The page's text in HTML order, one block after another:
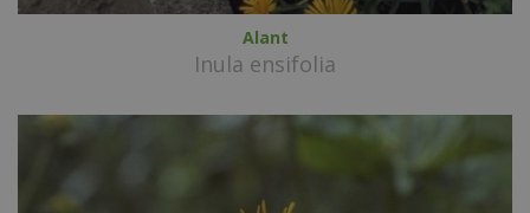
Alant
Inula ensifolia